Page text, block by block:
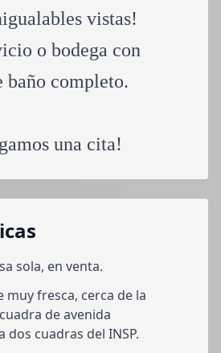
vistas!
o bodega con
baño completo.
una cita!
sola, en venta.
muy fresca, cerca de la
de avenida
dos cuadras del INSP.